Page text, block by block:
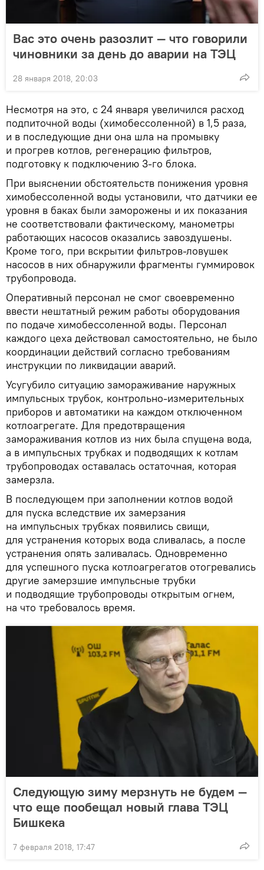
Вас это очень разозлит — что говорили
чиновники за день до аварии на ТЭЦ
28 января 2018, 20:03
Несмотря на это, с 24 января увеличился расход
подпиточной воды (химобессоленной) в 1,5 раза,
и в последующие дни она шла на промывку
и прогрев котлов, регенерацию фильтров,
подготовку к подключению 3-го блока.
При выяснении обстоятельств понижения уровня
химобессоленной воды установили, что датчики ее
уровня в баках были заморожены и их показания
не соответствовали фактическому, манометры
работающих насосов оказались завоздушены.
Кроме того, при вскрытии фильтров-ловушек
насосов в них обнаружили фрагменты гуммировок
трубопровода.
Оперативный персонал не смог своевременно
ввести нештатный режим работы оборудования
по подаче химобессоленной воды. Персонал
каждого цеха действовал самостоятельно, не было
координации действий согласно требованиям
инструкции по ликвидации аварий.
Усугубило ситуацию замораживание наружных
импульсных трубок, контрольно-измерительных
приборов и автоматики на каждом отключенном
котлоагрегате. Для предотвращения
замораживания котлов из них была спущена вода,
а в импульсных трубках и подводящих к котлам
трубопроводах оставалась остаточная, которая
замерзла.
В последующем при заполнении котлов водой
для пуска вследствие их замерзания
на импульсных трубках появились свищи,
для устранения которых вода сливалась, а после
устранения опять заливалась. Одновременно
для успешного пуска котлоагрегатов отогревались
другие замерзшие импульсные трубки
и подводящие трубопроводы открытым огнем,
на что требовалось время.
Следующую зиму мерзнуть не будем —
что еще пообещал новый глава ТЭЦ
Бишкека
7 февраля 2018, 17:47